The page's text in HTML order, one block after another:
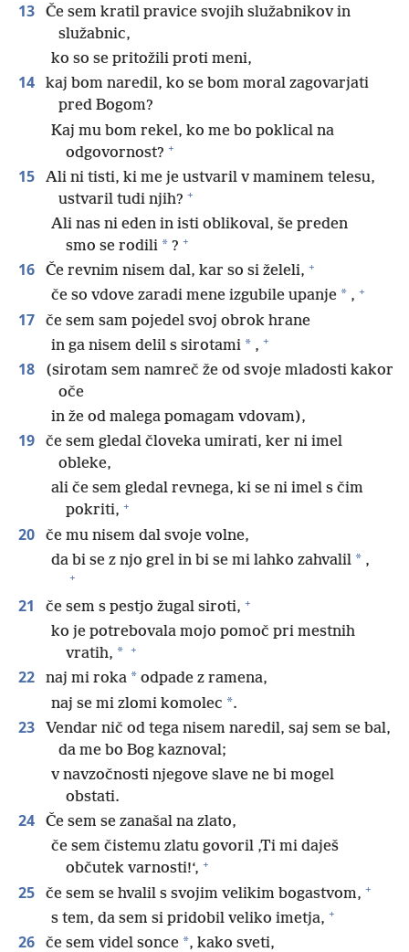
13
Če sem kratil pravice svojih služabnikov in
služabnic,
ko so se pritožili proti meni,
14
kaj bom naredil, ko se bom moral zagovarjati
pred Bogom?
Kaj mu bom rekel, ko me bo poklical na
odgovornost? +
15
Ali ni tisti, ki me je ustvaril v maminem telesu,
ustvaril tudi njih? +
Ali nas ni eden in isti oblikoval, še preden
smo se rodili * ? +
16 Če revnim nisem dal, kar so si želeli, +
če so vdove zaradi mene izgubile upanje * , +
17
če sem sam pojedel svoj obrok hrane
in ga nisem delil s sirotami * , +
18
(sirotam sem namreč že od svoje mladosti kakor
oče
in že od malega pomagam vdovam),
19
če sem gledal človeka umirati, ker ni imel
obleke,
ali če sem gledal revnega, ki se ni imel s čim
pokriti, +
20
če mu nisem dal svoje volne,
da bi se z njo grel in bi se mi lahko zahvalil * ,
+
21 če sem s pestjo žugal siroti, +
ko je potrebovala mojo pomoč pri mestnih
vratih, * +
22 naj mi roka * odpade z ramena,
naj se mi zlomi komolec *.
23
Vendar nič od tega nisem naredil, saj sem se bal,
da me bo Bog kaznoval;
v navzočnosti njegove slave ne bi mogel
obstati.
24
Če sem se zanašal na zlato,
če sem čistemu zlatu govoril ‚Ti mi daješ
občutek varnosti!‘, +
25 če sem se hvalil s svojim velikim bogastvom, +
s tem, da sem si pridobil veliko imetja, +
26 če sem videl sonce *, kako sveti,